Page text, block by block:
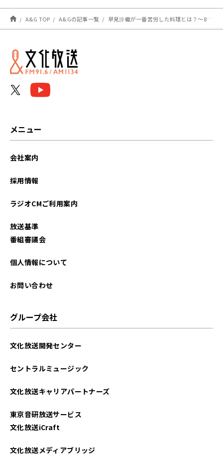
「夕実＆梨沙のラフストー
リーは突然に」
A&G TOP A&Gの記事一覧 早見沙織が一番苦労した料理とは？～8月14日「早見沙織のふり～すたいる♪」～
メニュー
会社案内
採用情報
ラジオCMご利用案内
放送基準
番組審議会
個人情報について
お問い合わせ
グループ会社
文化放送開発センター
セントラルミュージック
文化放送キャリアパートナーズ
東京音研放送サービス
文化放送iCraft
文化放送メディアブリッジ